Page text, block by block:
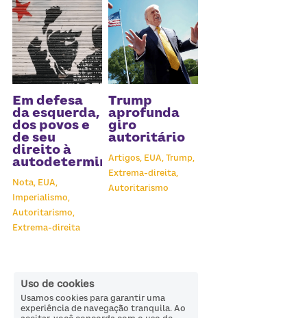
Em defesa
da esquerda,
dos povos e
de seu
direito à
autodeterminação
Nota, EUA,
Imperialismo,
Autoritarismo,
Extrema-direita
Trump
aprofunda
giro
autoritário
Artigos, EUA, Trump,
Extrema-direita,
Autoritarismo
Uso de cookies
Usamos cookies para garantir uma
experiência de navegação tranquila. Ao